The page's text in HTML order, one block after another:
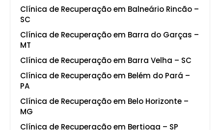
Clínica de Recuperação em Balneário Rincão –
SC
Clínica de Recuperação em Barra do Garças –
MT
Clínica de Recuperação em Barra Velha – SC
Clínica de Recuperação em Belém do Pará –
PA
Clínica de Recuperação em Belo Horizonte –
MG
Clínica de Recuperação em Bertioga – SP